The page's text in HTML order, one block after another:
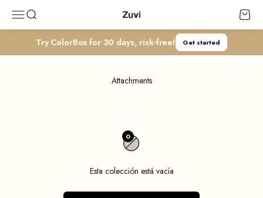
Abrir menú de navegación
Abrir búsqueda Zuvi Abrir
Try ColorBox for 30 days, risk-free! Get started
Attachments
0
Esta colección está vacía